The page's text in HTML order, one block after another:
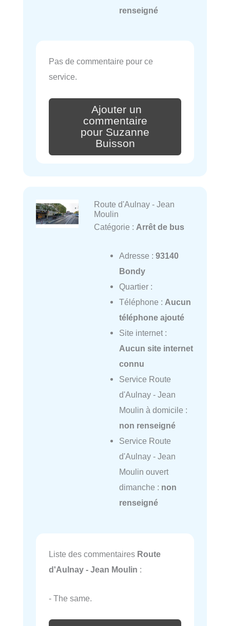
renseigné
Pas de commentaire pour ce
service.
Ajouter un
commentaire
pour Suzanne
Buisson
Route d'Aulnay - Jean
Moulin
Catégorie : Arrêt de bus
Adresse : 93140
Bondy
Quartier :
Téléphone : Aucun
téléphone ajouté
Site internet :
Aucun site internet
connu
Service Route
d'Aulnay - Jean
Moulin à domicile :
non renseigné
Service Route
d'Aulnay - Jean
Moulin ouvert
dimanche : non
renseigné
Liste des commentaires Route
d'Aulnay - Jean Moulin :
- The same.